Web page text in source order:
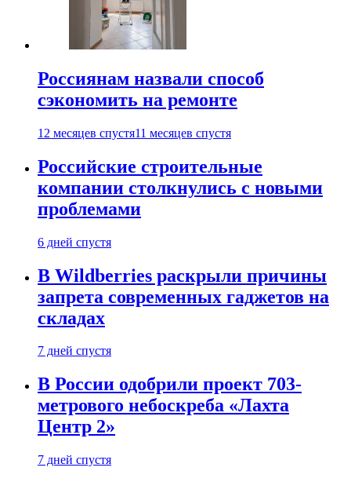
Россиянам назвали способ
сэкономить на ремонте
12 месяцев спустя11 месяцев спустя
Российские строительные
компании столкнулись с новыми
проблемами
6 дней спустя
В Wildberries раскрыли причины
запрета современных гаджетов на
складах
7 дней спустя
В России одобрили проект 703-
метрового небоскреба «Лахта
Центр 2»
7 дней спустя